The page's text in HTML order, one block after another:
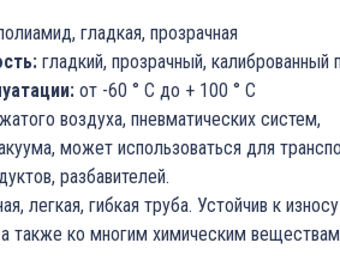
гладкая, прозрачная
гладкий, прозрачный, калиброванный
от -60 ° C до + 100 ° C
воздуха, пневматических систем,
может использоваться для
разбавителей.
легкая, гибкая труба. Устойчив к
также ко многим химическим